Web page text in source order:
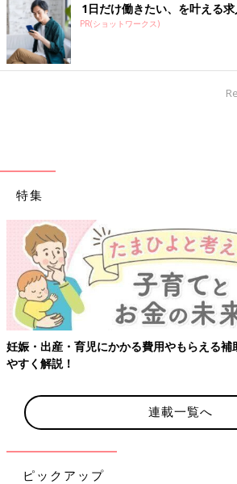
1日だけ働きたい、を叶える求
PR(ショットワークス)
特集
妊娠・出産・育児にかかる費用やもらえる補
やすく解説！
連載一覧へ
ピックアップ